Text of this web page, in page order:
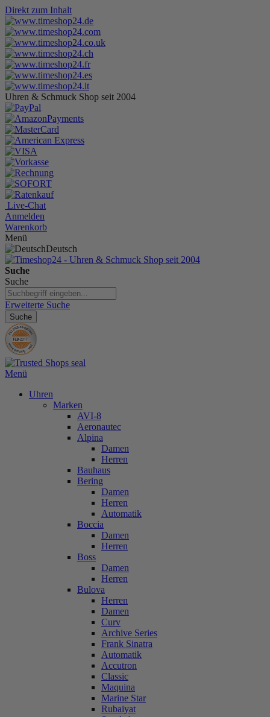
Direkt zum Inhalt
Uhren & Schmuck Shop seit 2004
Live-Chat
Anmelden
Warenkorb
Menü
Deutsch
Suche
Suche
Erweiterte Suche
Suche
Menü
Uhren
Marken
AVI-8
Aeronautec
Alpina
Damen
Herren
Bauhaus
Bering
Damen
Herren
Automatik
Boccia
Damen
Herren
Boss
Damen
Herren
Bulova
Herren
Damen
Curv
Archive Series
Frank Sinatra
Automatik
Accutron
Classic
Maquina
Marine Star
Rubaiyat